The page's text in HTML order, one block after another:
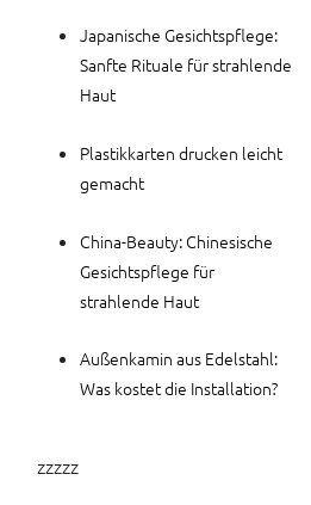
Japanische Gesichtspflege:
Sanfte Rituale für strahlende
Haut
Plastikkarten drucken leicht
gemacht
China-Beauty: Chinesische
Gesichtspflege für
strahlende Haut
Außenkamin aus Edelstahl:
Was kostet die Installation?
zzzzz